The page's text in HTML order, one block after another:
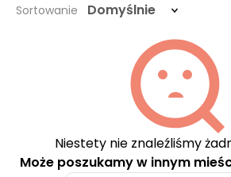
Sortowanie Domyślnie
Niestety nie znaleźliśmy
Może poszukamy w innym